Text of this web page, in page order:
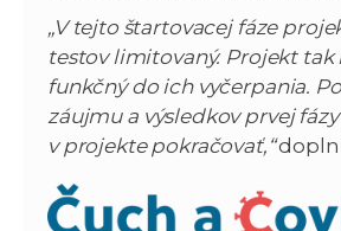
„V tejto štartovacej fáze
testov limitovaný. Projekt tak
funkčný do ich vyčerpania.
záujmu a výsledkov prvej
v projekte pokračovať,“